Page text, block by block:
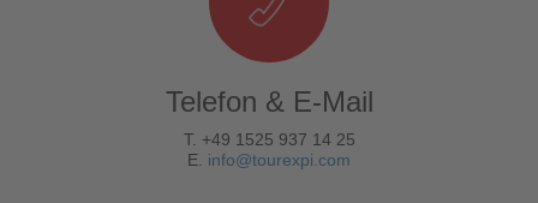
Telefon & E-Mail
T. +49 1525 937 14 25
E. info@tourexpi.com